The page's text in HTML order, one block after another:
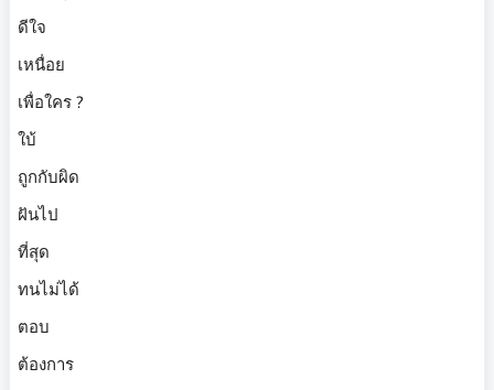
ดีใจ
เหนื่อย
เพื่อใคร ?
ใบ้
ถูกกับผิด
ฝันไป
ที่สุด
ทนไม่ได้
ตอบ
ต้องการ